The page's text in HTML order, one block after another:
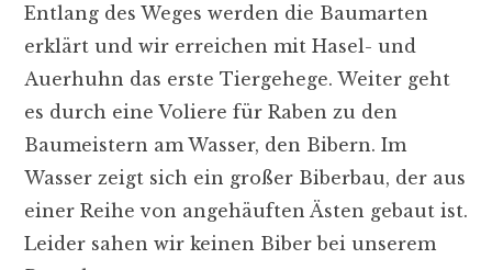
Entlang des Weges werden die Baumarten
erklärt und wir erreichen mit Hasel- und
Auerhuhn das erste Tiergehege. Weiter geht
es durch eine Voliere für Raben zu den
Baumeistern am Wasser, den Bibern. Im
Wasser zeigt sich ein großer Biberbau, der aus
einer Reihe von angehäuften Ästen gebaut ist.
Leider sahen wir keinen Biber bei unserem